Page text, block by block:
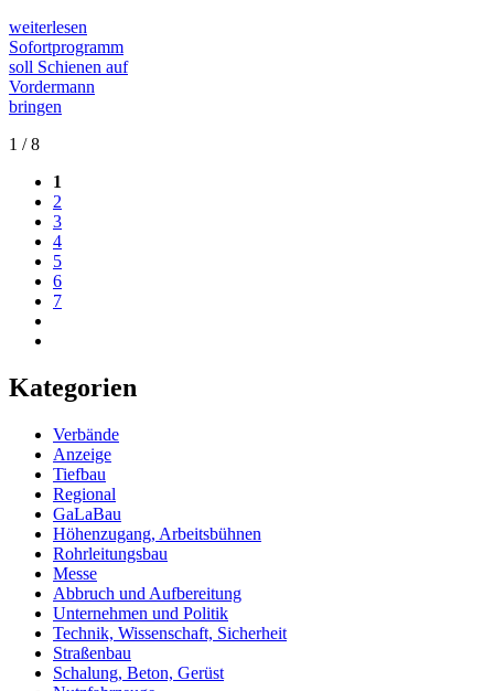
weiterlesen
Sofortprogramm
soll Schienen auf
Vordermann
bringen
1 / 8
1
2
3
4
5
6
7
Kategorien
Verbände
Anzeige
Tiefbau
Regional
GaLaBau
Höhenzugang, Arbeitsbühnen
Rohrleitungsbau
Messe
Abbruch und Aufbereitung
Unternehmen und Politik
Technik, Wissenschaft, Sicherheit
Straßenbau
Schalung, Beton, Gerüst